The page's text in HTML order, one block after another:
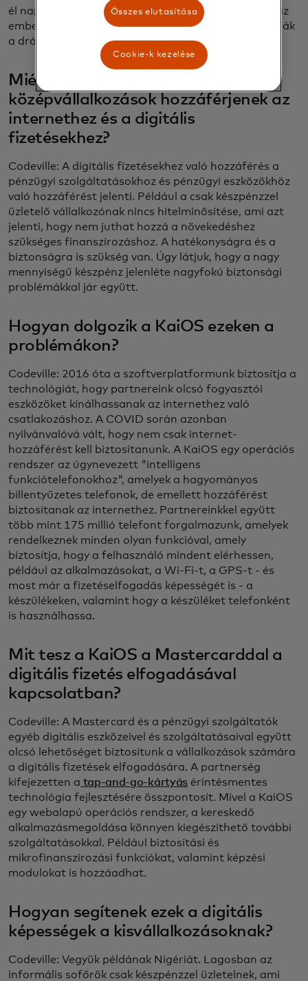
él naponta. A digitális írástudás egy másik kihívás, az
emberek nem mindig értik az előnyöket, így nem látják
a drágább eszköz megvásárlásának értékét.
Miért fontos, hogy a kis- és
középvállalkozások hozzáférjenek az
internethez és a digitális
fizetésekhez?
Codeville: A digitális fizetésekhez való hozzáférés a
pénzügyi szolgáltatásokhoz és pénzügyi eszközökhöz
való hozzáférést jelenti. Például a csak készpénzzel
üzletelő vállalkozónak nincs hitelminősítése, ami azt
jelenti, hogy nem juthat hozzá a növekedéshez
szükséges finanszírozáshoz. A hatékonyságra és a
biztonságra is szükség van. Úgy látjuk, hogy a nagy
mennyiségű készpénz jelenléte nagyfokú biztonsági
problémákkal jár együtt.
Hogyan dolgozik a KaiOS ezeken a
problémákon?
Codeville: 2016 óta a szoftverplatformunk biztosítja a
technológiát, hogy partnereink olcsó fogyasztói
eszközöket kínálhassanak az internethez való
csatlakozáshoz. A COVID során azonban
nyilvánvalóvá vált, hogy nem csak internet-
hozzáférést kell biztosítanunk. A KaiOS egy operációs
rendszer az úgynevezett "intelligens
funkciótelefonokhoz", amelyek a hagyományos
billentyűzetes telefonok, de emellett hozzáférést
biztosítanak az internethez. Partnereinkkel együtt
több mint 175 millió telefont forgalmazunk, amelyek
rendelkeznek minden olyan funkcióval, amely
biztosítja, hogy a felhasználó mindent elérhessen,
például az alkalmazásokat, a Wi-Fi-t, a GPS-t - és
most már a fizetéselfogadás képességét is - a
készülékeken, valamint hogy a készüléket telefonként
is használhassa.
Mit tesz a KaiOS a Mastercarddal a
digitális fizetés elfogadásával
kapcsolatban?
Codeville: A Mastercard és a pénzügyi szolgáltatók
egyéb digitális eszközeivel és szolgáltatásaival együtt
olcsó lehetőséget biztosítunk a vállalkozások számára
a digitális fizetések elfogadására. A partnerség
kifejezetten a tap-and-go-kártyásérintésmentes
technológia fejlesztésére összpontosít. Mivel a KaiOS
egy webalapú operációs rendszer, a kereskedő
alkalmazásmegoldása könnyen kiegészíthető további
szolgáltatásokkal. Például biztosítási és
mikrofinanszírozási funkciókat, valamint képzési
modulokat is hozzáadhat.
Hogyan segítenek ezek a digitális
képességek a kisvállalkozásoknak?
Codeville: Vegyük példának Nigériát. Lagosban az
informális sofőrök csak készpénzzel üzletelnek, ami
Összes elutasítása
Cookie-k kezelése